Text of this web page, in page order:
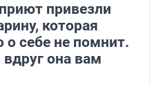
привезли
которая
о себе не помнит.
она вам